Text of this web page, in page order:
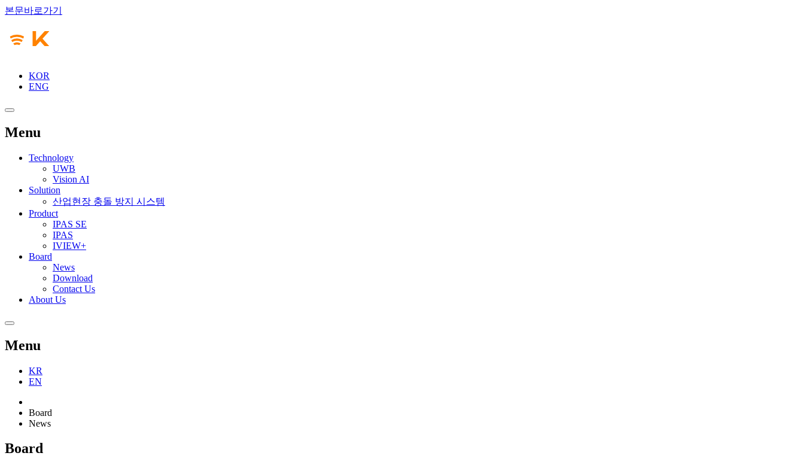
본문바로가기
KOR
ENG
Menu
Technology
UWB
Vision AI
Solution
산업현장 충돌 방지 시스템
Product
IPAS SE
IPAS
IVIEW+
Board
News
Download
Contact Us
About Us
Menu
KR
EN
Board
News
Board